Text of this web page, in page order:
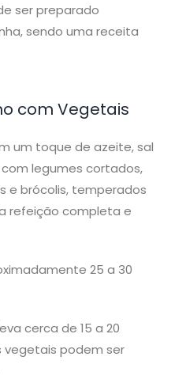
ser preparado
sendo uma receita
com Vegetais
um toque de azeite, sal
legumes cortados,
e brócolis, temperados
refeição completa e
25 a 30
cerca de 15 a 20
vegetais podem ser